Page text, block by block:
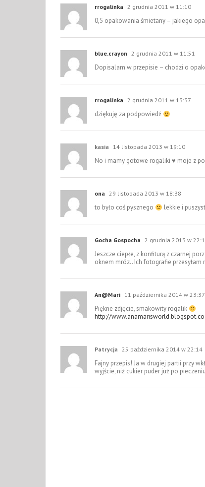
rrogalinka 2 grudnia 2011 w 11:10
0,5 opakowania śmietany – jakiego
blue.crayon 2 grudnia 2011 w 11:51
Dopisalam w przepisie – chodzi o
rrogalinka 2 grudnia 2011 w 13:37
dziękuję za podpowiedź
kasia 14 listopada 2013 w 19:10
No i mamy gotowe rogaliki ♥ moje z
ona 29 listopada 2013 w 18:38
to było coś pysznego lekkie i
Gocha Gospocha 2 grudnia 2013 w
Jeszcze ciepłe, z konfiturą z czarnej
oknem mróz.. Ich fotografie przesyłam
An@Mari 11 października 2014 w 23:37
Piękne zdjęcie, smakowity rogalik
http://
Patrycja 25 października 2014 w 22:14
Fajny przepis! Ja w drugiej partii przy
wyjście, niż cukier puder już po pieczeniu